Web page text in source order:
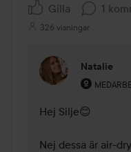
Gilla 1
326 visningar
Natalie
Hej Silje😊
Nej dessa är air-